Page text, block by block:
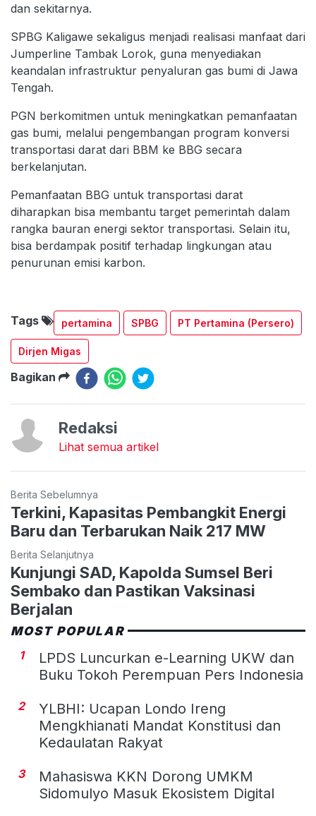
dan sekitarnya.
SPBG Kaligawe sekaligus menjadi realisasi manfaat dari
Jumperline Tambak Lorok, guna menyediakan
keandalan infrastruktur penyaluran gas bumi di Jawa
Tengah.
PGN berkomitmen untuk meningkatkan pemanfaatan
gas bumi, melalui pengembangan program konversi
transportasi darat dari BBM ke BBG secara
berkelanjutan.
Pemanfaatan BBG untuk transportasi darat
diharapkan bisa membantu target pemerintah dalam
rangka bauran energi sektor transportasi. Selain itu,
bisa berdampak positif terhadap lingkungan atau
penurunan emisi karbon.
Tags pertamina SPBG PT Pertamina (Persero)
Dirjen Migas
Bagikan
Redaksi
Lihat semua artikel
Berita Sebelumnya
Terkini, Kapasitas Pembangkit Energi
Baru dan Terbarukan Naik 217 MW
Berita Selanjutnya
Kunjungi SAD, Kapolda Sumsel Beri
Sembako dan Pastikan Vaksinasi
Berjalan
MOST POPULAR
1
LPDS Luncurkan e-Learning UKW dan
Buku Tokoh Perempuan Pers Indonesia
2
YLBHI: Ucapan Londo Ireng
Mengkhianati Mandat Konstitusi dan
Kedaulatan Rakyat
3
Mahasiswa KKN Dorong UMKM
Sidomulyo Masuk Ekosistem Digital